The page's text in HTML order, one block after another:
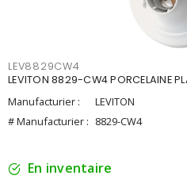
LEV8829CW4
LEVITON 8829-CW4 PORCELAINE
Manufacturier :
LEVITON
# Manufacturier : 8829-CW4
En inventaire